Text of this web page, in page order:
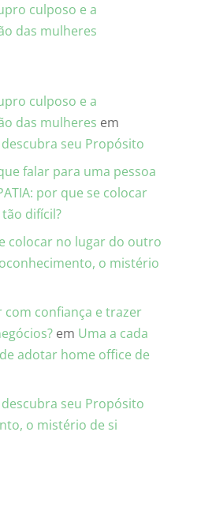
culposo e a
das mulheres
culposo e a
das mulheres em
seu Propósito
falar para uma pessoa
por que se colocar
difícil?
colocar no lugar do outro
o mistério
com confiança e trazer
em Uma a cada
adotar home office de
seu Propósito
o mistério de si